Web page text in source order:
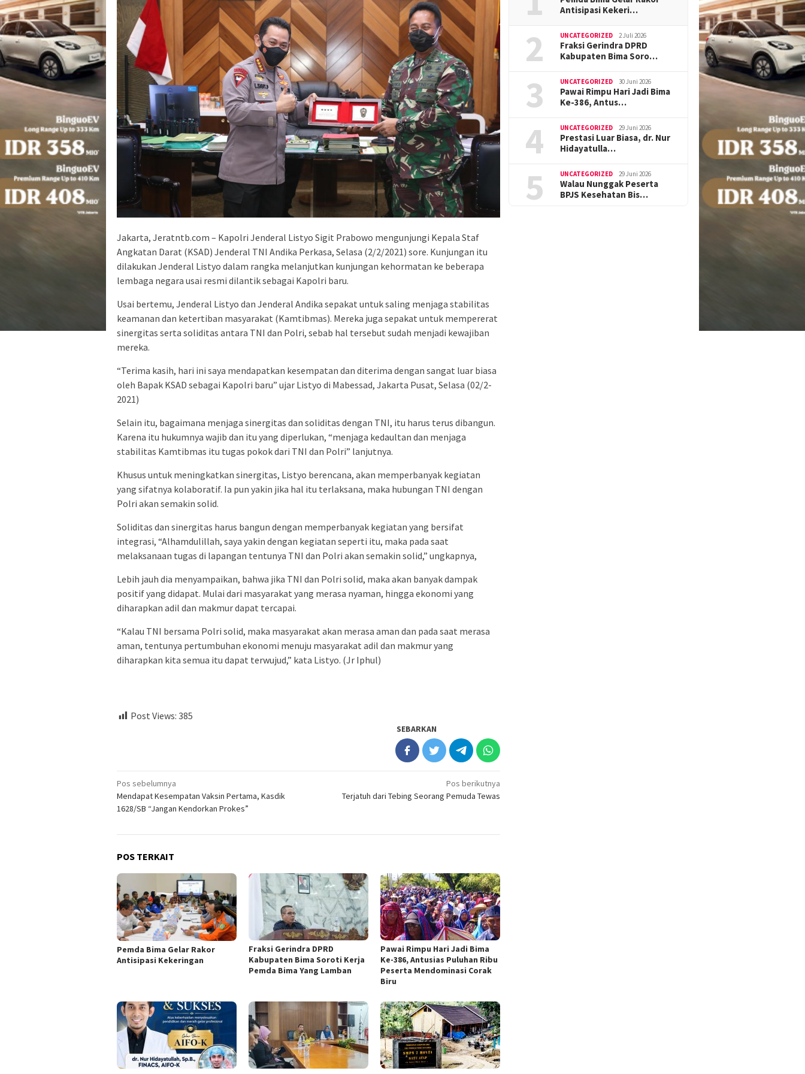
Jakarta, Jeratntb.com – Kapolri Jenderal Listyo Sigit Prabowo mengunjungi Kepala Staf
Angkatan Darat (KSAD) Jenderal TNI Andika Perkasa, Selasa (2/2/2021) sore. Kunjungan itu
dilakukan Jenderal Listyo dalam rangka melanjutkan kunjungan kehormatan ke beberapa
lembaga negara usai resmi dilantik sebagai Kapolri baru.
Usai bertemu, Jenderal Listyo dan Jenderal Andika sepakat untuk saling menjaga stabilitas
keamanan dan ketertiban masyarakat (Kamtibmas). Mereka juga sepakat untuk mempererat
sinergitas serta soliditas antara TNI dan Polri, sebab hal tersebut sudah menjadi kewajiban
mereka.
“Terima kasih, hari ini saya mendapatkan kesempatan dan diterima dengan sangat luar biasa
oleh Bapak KSAD sebagai Kapolri baru” ujar Listyo di Mabessad, Jakarta Pusat, Selasa (02/2-
2021)
Selain itu, bagaimana menjaga sinergitas dan soliditas dengan TNI, itu harus terus dibangun.
Karena itu hukumnya wajib dan itu yang diperlukan, “menjaga kedaultan dan menjaga
stabilitas Kamtibmas itu tugas pokok dari TNI dan Polri” lanjutnya.
Khusus untuk meningkatkan sinergitas, Listyo berencana, akan memperbanyak kegiatan
yang sifatnya kolaboratif. Ia pun yakin jika hal itu terlaksana, maka hubungan TNI dengan
Polri akan semakin solid.
Soliditas dan sinergitas harus bangun dengan memperbanyak kegiatan yang bersifat
integrasi, “Alhamdulillah, saya yakin dengan kegiatan seperti itu, maka pada saat
melaksanaan tugas di lapangan tentunya TNI dan Polri akan semakin solid,” ungkapnya,
Lebih jauh dia menyampaikan, bahwa jika TNI dan Polri solid, maka akan banyak dampak
positif yang didapat. Mulai dari masyarakat yang merasa nyaman, hingga ekonomi yang
diharapkan adil dan makmur dapat tercapai.
“Kalau TNI bersama Polri solid, maka masyarakat akan merasa aman dan pada saat merasa
aman, tentunya pertumbuhan ekonomi menuju masyarakat adil dan makmur yang
diharapkan kita semua itu dapat terwujud,” kata Listyo. (Jr Iphul)
Post Views: 385
SEBARKAN
Navigasi
pos
Pos sebelumnya
Mendapat Kesempatan Vaksin Pertama, Kasdik
1628/SB “Jangan Kendorkan Prokes”
Pos berikutnya
Terjatuh dari Tebing Seorang Pemuda Tewas
POS TERKAIT
Pemda Bima Gelar Rakor
Antisipasi Kekeringan
Fraksi Gerindra DPRD
Kabupaten Bima Soroti Kerja
Pemda Bima Yang Lamban
Pawai Rimpu Hari Jadi Bima
Ke-386, Antusias Puluhan Ribu
Peserta Mendominasi Corak
Biru
Antisipasi Kekeri…
2 UNCATEGORIZED 2 Juli 2026
Fraksi Gerindra DPRD
Kabupaten Bima Soro…
3 UNCATEGORIZED 30 Juni 2026
Pawai Rimpu Hari Jadi Bima
Ke-386, Antus…
4 UNCATEGORIZED 29 Juni 2026
Prestasi Luar Biasa, dr. Nur
Hidayatulla…
5 UNCATEGORIZED 29 Juni 2026
Walau Nunggak Peserta
BPJS Kesehatan Bis…